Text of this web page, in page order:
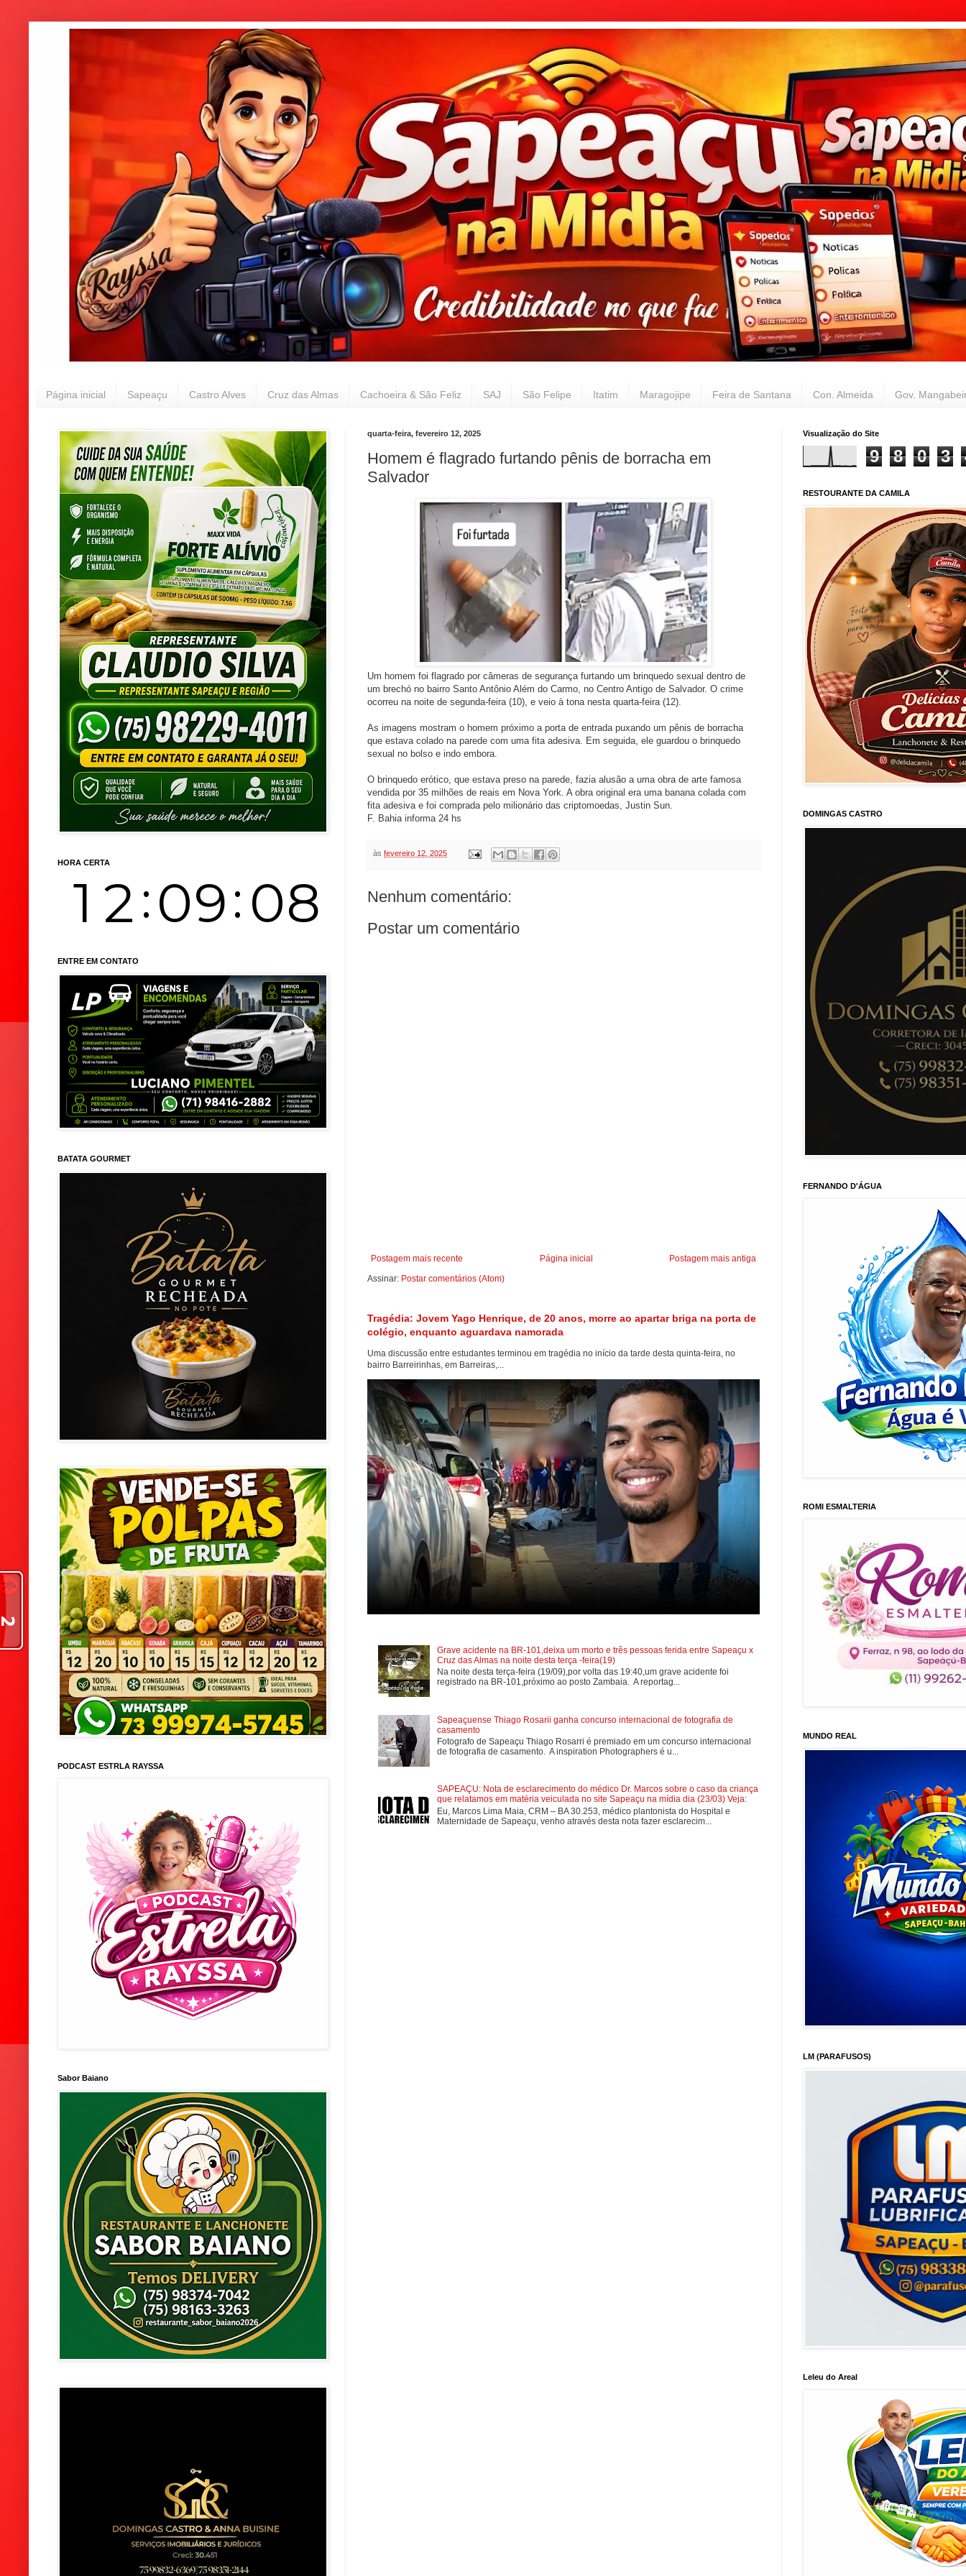
Página inicial Sapeaçu Castro Alves Cruz das Almas Cachoeira & São Feliz SAJ São Felipe Itatim Maragojipe Feira de Santana Con. Almeida Gov.
quarta-feira, fevereiro 12, 2025
Homem é flagrado furtando pênis de borracha em
Salvador
Um homem foi flagrado por câmeras de segurança furtando um brinquedo sexual dentro de
um brechó no bairro Santo Antônio Além do Carmo, no Centro Antigo de Salvador. O crime
ocorreu na noite de segunda-feira (10), e veio à tona nesta quarta-feira (12).
As imagens mostram o homem próximo a porta de entrada puxando um pênis de borracha
que estava colado na parede com uma fita adesiva. Em seguida, ele guardou o brinquedo
sexual no bolso e indo embora.
O brinquedo erótico, que estava preso na parede, fazia alusão a uma obra de arte famosa
vendida por 35 milhões de reais em Nova York. A obra original era uma banana colada com
fita adesiva e foi comprada pelo milionário das criptomoedas, Justin Sun.
F. Bahia informa 24 hs
às fevereiro 12, 2025
Nenhum comentário:
Postar um comentário
Postagem mais recente Postagem mais antiga
Página inicial
Assinar: Postar comentários (Atom)
Tragédia: Jovem Yago Henrique, de 20 anos, morre ao apartar briga na porta de
colégio, enquanto aguardava namorada
Uma discussão entre estudantes terminou em tragédia no início da tarde desta quinta-feira, no
bairro Barreirinhas, em Barreiras,...
Grave acidente na BR-101,deixa um morto e três pessoas ferida entre Sapeaçu x
Cruz das Almas na noite desta terça -feira(19)
Na noite desta terça-feira (19/09),por volta das 19:40,um grave acidente foi
registrado na BR-101,próximo ao posto Zambaia. A reportag...
Sapeaçuense Thiago Rosarii ganha concurso internacional de fotografia de
casamento
Fotografo de Sapeaçu Thiago Rosarri é premiado em um concurso internacional
de fotografia de casamento. A inspiration Photographers é u...
SAPEAÇU: Nota de esclarecimento do médico Dr. Marcos sobre o caso da criança
que relatamos em matéria veiculada no site Sapeaçu na mídia dia (23/03) Veja:
Eu, Marcos Lima Maia, CRM – BA 30.253, médico plantonista do Hospital e
Maternidade de Sapeaçu, venho através desta nota fazer esclarecim...
HORA CERTA
ENTRE EM CONTATO
BATATA GOURMET
PODCAST ESTRLA RAYSSA
Sabor Baiano
Visualização do Site
9 8 0 3
RESTOURANTE DA CAMILA
DOMINGAS CASTRO
FERNANDO D'ÁGUA
ROMI ESMALTERIA
MUNDO REAL
LM (PARAFUSOS)
Leleu do Areal